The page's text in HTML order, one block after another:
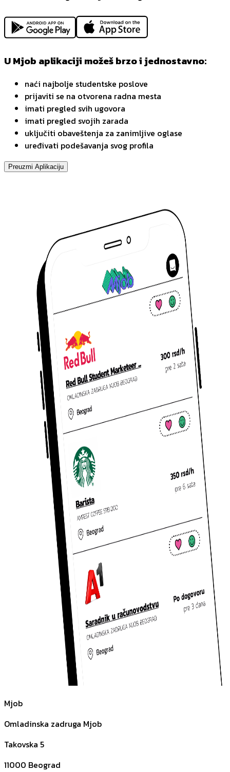
U Mjob aplikaciji možeš brzo i jednostavno:
naći najbolje studentske poslove
prijaviti se na otvorena radna mesta
imati pregled svih ugovora
imati pregled svojih zarada
uključiti obaveštenja za zanimljive oglase
uređivati podešavanja svog profila
Preuzmi Aplikaciju
Mjob
Omladinska zadruga Mjob
Takovska 5
11000 Beograd